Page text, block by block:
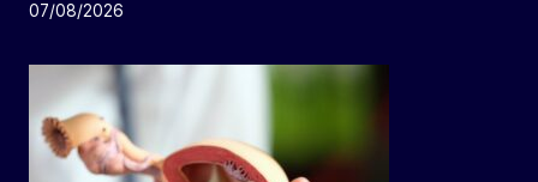
07/08/2026